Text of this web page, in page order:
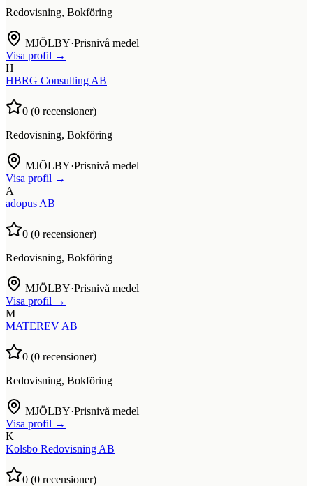
Redovisning, Bokföring
MJÖLBY·Prisnivå medel
Visa profil →
H
HBRG Consulting AB
0 (0 recensioner)
Redovisning, Bokföring
MJÖLBY·Prisnivå medel
Visa profil →
A
adopus AB
0 (0 recensioner)
Redovisning, Bokföring
MJÖLBY·Prisnivå medel
Visa profil →
M
MATEREV AB
0 (0 recensioner)
Redovisning, Bokföring
MJÖLBY·Prisnivå medel
Visa profil →
K
Kolsbo Redovisning AB
0 (0 recensioner)